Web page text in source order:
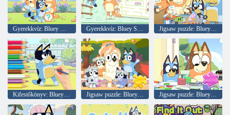
Gyerekkvíz: Bluey Mega Quiz Gyerekkvíz: Bluey Superfan Test Jigsaw puzzle: Bluey Shopping Day
Kifestőkönyv: Bluey és Bingo Jigsaw puzzle: Bluey Sweet Portré Jigsaw puzzle: Bluey család színező napja